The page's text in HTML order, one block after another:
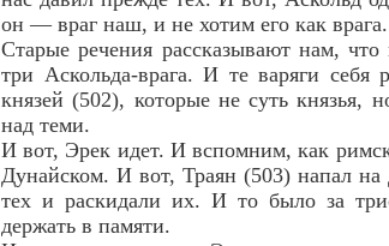
он — враг наш, и не хотим его как врага.
Старые речения рассказывают нам,
три Аскольда-врага. И те варяги
князей (502), которые не суть князья,
над теми.
И вот, Эрек идет. И вспомним, как
Дунайском. И вот, Траян (503) напал
тех и раскидали их. И то было за
держать в памяти.